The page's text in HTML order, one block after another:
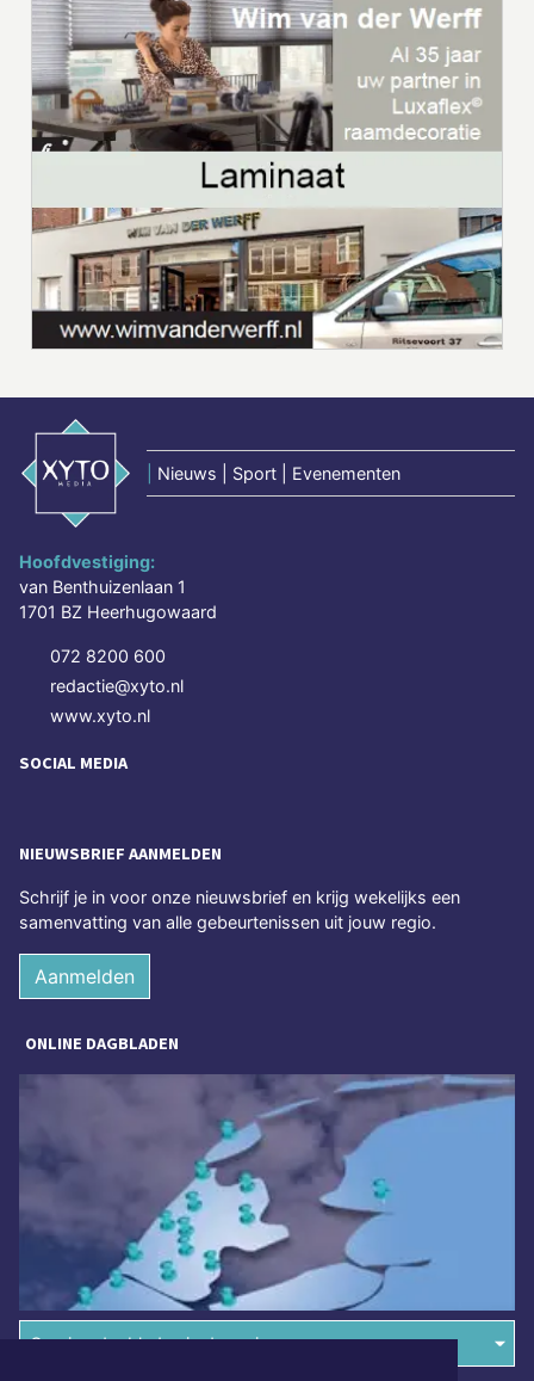
Nieuws | Sport | Evenementen
Hoofdvestiging:
van Benthuizenlaan 1
1701 BZ Heerhugowaard
072 8200 600
redactie@xyto.nl
www.xyto.nl
SOCIAL MEDIA
NIEUWSBRIEF AANMELDEN
Schrijf je in voor onze nieuwsbrief en krijg wekelijks een
samenvatting van alle gebeurtenissen uit jouw regio.
Aanmelden
ONLINE DAGBLADEN
Overige dagbladen in de regio